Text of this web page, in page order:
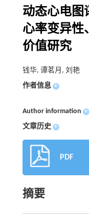
动态心电图
心率变异性
价值研究
钱华, 谭茗月, 刘艳
作者信息 +
Author information +
文章历史 +
PDF
摘要